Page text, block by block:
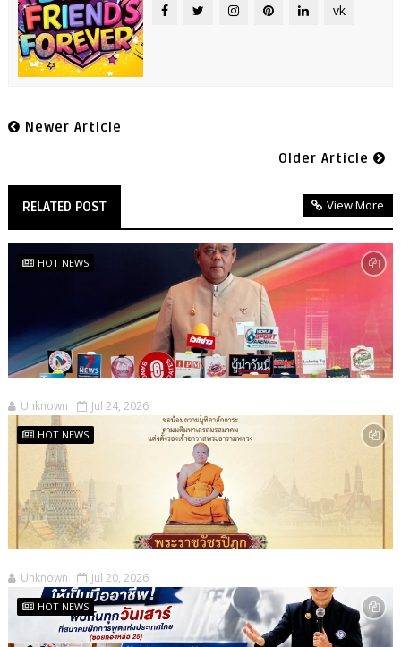
vk
Newer Article
Older Article
RELATED POST View More
HOT NEWS
Unknown Jul 24, 2026
HOT NEWS
Unknown Jul 20, 2026
HOT NEWS